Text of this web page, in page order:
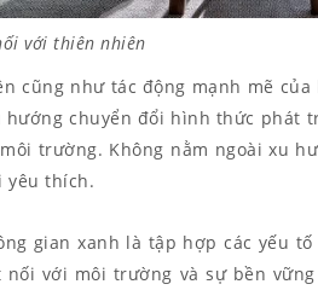
với thiên nhiên
cũng như tác động mạnh mẽ
hướng chuyển đổi hình thức phát
trường. Không nằm ngoài xu
yêu thích.
gian xanh là tập hợp các yếu
nối với môi trường và sự bền